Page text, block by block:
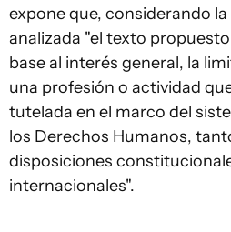
expone que, considerando
analizada "el texto
base al interés general, la
una profesión o actividad
tutelada en el marco del
los Derechos Humanos,
disposiciones
internacionales".